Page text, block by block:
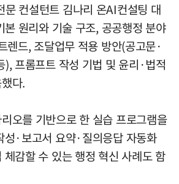
문 컨설턴트 김나리 온AI컨설팅 대
원리와 기술 구조, 공공행정 분야
렌드, 조달업무 적용 방안(공고문·
), 프롬프트 작성 기법 및 윤리·법적
다.
오를 기반으로 한 실습 프로그램을
성·보고서 요약·질의응답 자동화
체감할 수 있는 행정 혁신 사례도 함